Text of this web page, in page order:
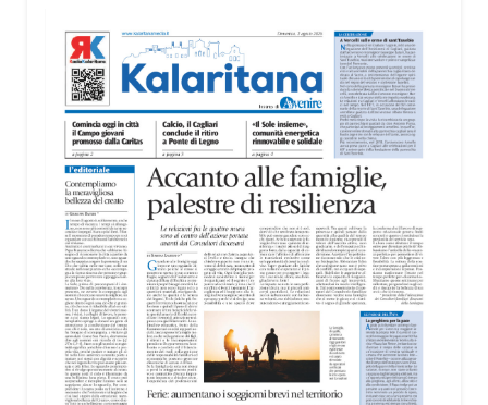
con disabilità nelle attività dell’OAMI al supporto nei
centri di accoglienza per migranti, dove
contribuiscono anche alla cura degli spazi comuni.
«Prendersi cura degli ambienti significa favorire
accoglienza e dignità», racconta Alessandro
Adimari.
Tra i partecipanti anche i seminaristi, impegnati
accanto agli anziani della casa di riposo Cristo Re.
«Un’esperienza di crescita umana e spirituale che
rafforza la vocazione al servizio», sottolinea
Cristiano Pani.
Il programma dedica spazio anche ai temi della
pace e della cooperazione nel Mediterraneo. Oggi